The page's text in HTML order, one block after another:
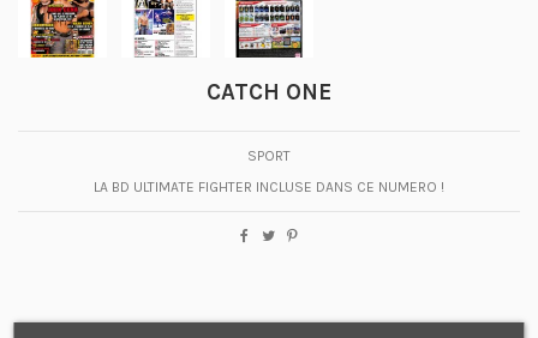
CATCH ONE
SPORT
LA BD ULTIMATE FIGHTER INCLUSE DANS CE NUMERO !